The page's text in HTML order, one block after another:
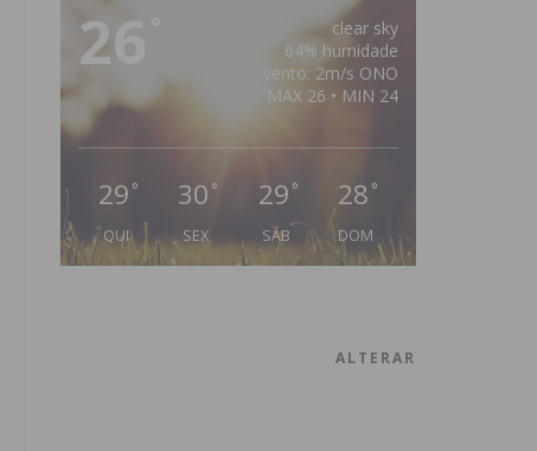
26
clear sky
64% humidade
vento: 2m/s ONO
MAX 26 • MIN 24
29 °
QUI
30 °
SEX
29 °
SÁB
28 °
DOM
ALTERAR